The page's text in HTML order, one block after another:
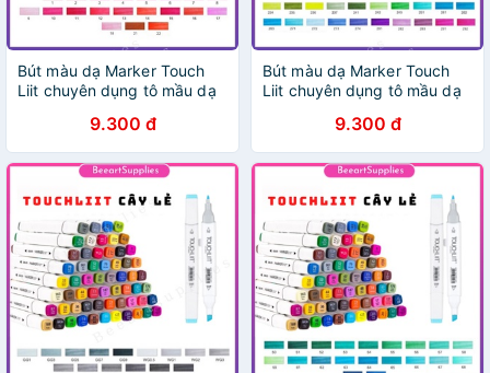
Bút màu dạ Marker Touch
Liit chuyên dụng tô mầu dạ
9.300 đ
Bút màu dạ Marker Touch
Liit chuyên dụng tô mầu dạ
9.300 đ